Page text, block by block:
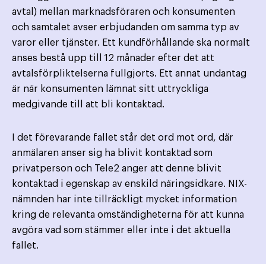
avtal) mellan marknadsföraren och konsumenten
och samtalet avser erbjudanden om samma typ av
varor eller tjänster. Ett kundförhållande ska normalt
anses bestå upp till 12 månader efter det att
avtalsförpliktelserna fullgjorts. Ett annat undantag
är när konsumenten lämnat sitt uttryckliga
medgivande till att bli kontaktad.
I det förevarande fallet står det ord mot ord, där
anmälaren anser sig ha blivit kontaktad som
privatperson och Tele2 anger att denne blivit
kontaktad i egenskap av enskild näringsidkare. NIX-
nämnden har inte tillräckligt mycket information
kring de relevanta omständigheterna för att kunna
avgöra vad som stämmer eller inte i det aktuella
fallet.